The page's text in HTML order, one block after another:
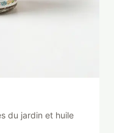
du jardin et huile